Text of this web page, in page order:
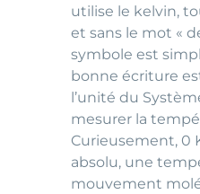
utilise le kelvin,
et sans le mot «
symbole est
bonne écriture
l’unité du
mesurer la
Curieusement, 0
absolu, une
mouvement